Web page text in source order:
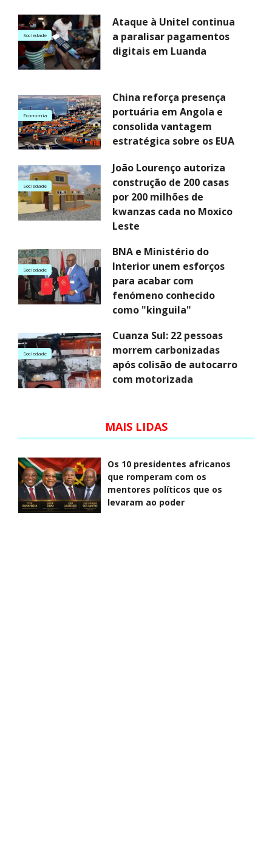
Sociedade
Ataque à Unitel continua
a paralisar pagamentos
digitais em Luanda
Economia
China reforça presença
portuária em Angola e
consolida vantagem
estratégica sobre os EUA
Sociedade
João Lourenço autoriza
construção de 200 casas
por 200 milhões de
kwanzas cada no Moxico
Leste
Sociedade
BNA e Ministério do
Interior unem esforços
para acabar com
fenómeno conhecido
como "kinguila"
Sociedade
Cuanza Sul: 22 pessoas
morrem carbonizadas
após colisão de autocarro
com motorizada
MAIS LIDAS
Os 10 presidentes africanos
que romperam com os
mentores políticos que os
levaram ao poder